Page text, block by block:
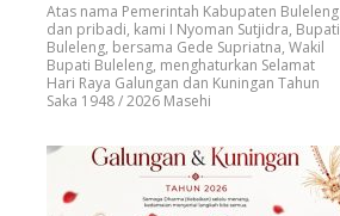
Atas nama Pemerintah Kabupaten Buleleng
dan pribadi, kami I Nyoman Sutjidra, Bupati
Buleleng, bersama Gede Supriatna, Wakil
Bupati Buleleng, menghaturkan Selamat
Hari Raya Galungan dan Kuningan Tahun
Saka 1948 / 2026 Masehi